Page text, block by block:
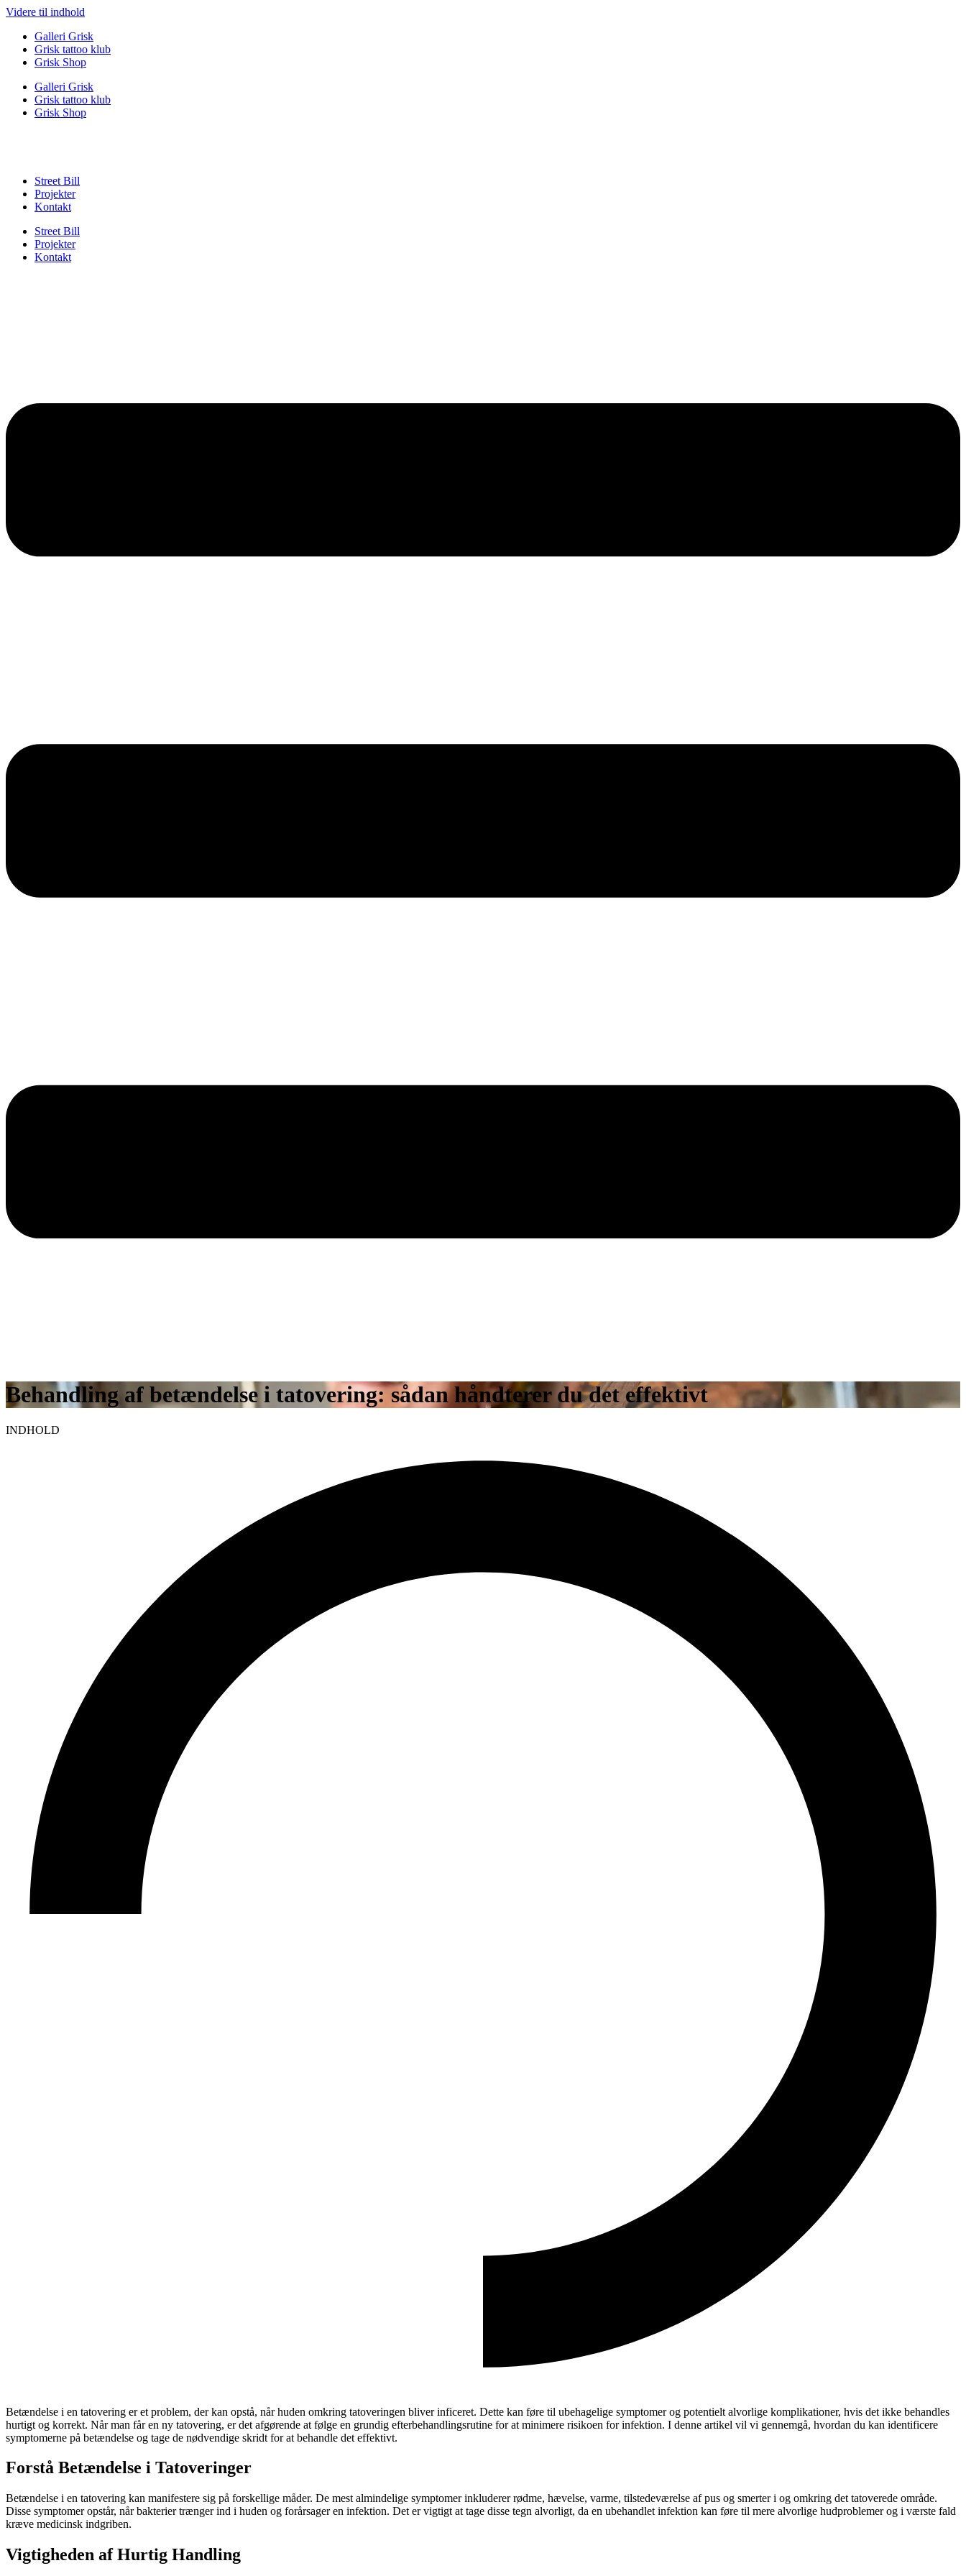
Videre til indhold
Galleri Grisk
Grisk tattoo klub
Grisk Shop
Galleri Grisk
Grisk tattoo klub
Grisk Shop
Street Bill
Projekter
Kontakt
Street Bill
Projekter
Kontakt
Behandling af betændelse i tatovering: sådan håndterer du det effektivt
INDHOLD
Betændelse i en tatovering er et problem, der kan opstå, når huden omkring tatoveringen bliver inficeret. Dette kan føre til ubehagelige symptomer og potentielt alvorlige komplikationer, hvis det ikke behandles
hurtigt og korrekt. Når man får en ny tatovering, er det afgørende at følge en grundig efterbehandlingsrutine for at minimere risikoen for infektion. I denne artikel vil vi gennemgå, hvordan du kan identificere
symptomerne på betændelse og tage de nødvendige skridt for at behandle det effektivt.
Forstå Betændelse i Tatoveringer
Betændelse i en tatovering kan manifestere sig på forskellige måder. De mest almindelige symptomer inkluderer rødme, hævelse, varme, tilstedeværelse af pus og smerter i og omkring det tatoverede område.
Disse symptomer opstår, når bakterier trænger ind i huden og forårsager en infektion. Det er vigtigt at tage disse tegn alvorligt, da en ubehandlet infektion kan føre til mere alvorlige hudproblemer og i værste fald
kræve medicinsk indgriben.
Vigtigheden af Hurtig Handling